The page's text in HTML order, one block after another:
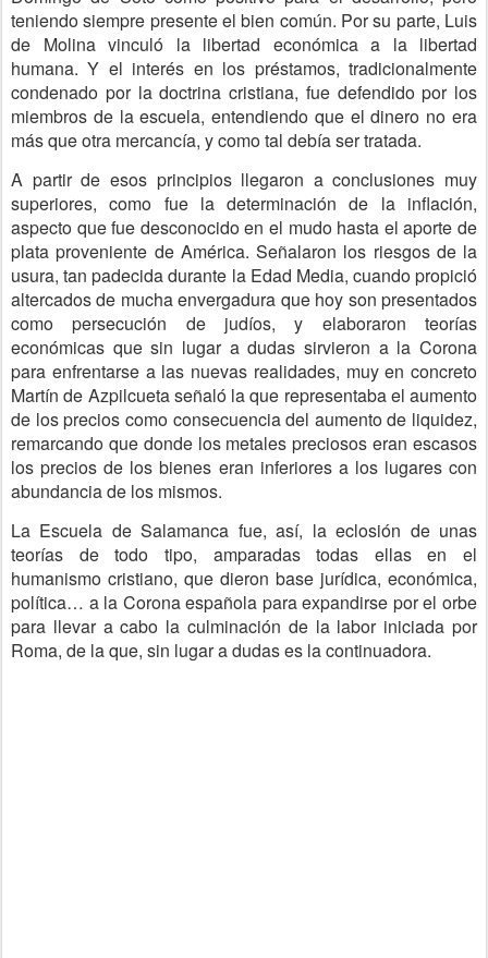
teniendo siempre presente el bien común. Por su parte, Luis
de Molina vinculó la libertad económica a la libertad
humana. Y el interés en los préstamos, tradicionalmente
condenado por la doctrina cristiana, fue defendido por los
miembros de la escuela, entendiendo que el dinero no era
más que otra mercancía, y como tal debía ser tratada.
A partir de esos principios llegaron a conclusiones muy
superiores, como fue la determinación de la inflación,
aspecto que fue desconocido en el mudo hasta el aporte de
plata proveniente de América. Señalaron los riesgos de la
usura, tan padecida durante la Edad Media, cuando propició
altercados de mucha envergadura que hoy son presentados
como persecución de judíos, y elaboraron teorías
económicas que sin lugar a dudas sirvieron a la Corona
para enfrentarse a las nuevas realidades, muy en concreto
Martín de Azpilcueta señaló la que representaba el aumento
de los precios como consecuencia del aumento de liquidez,
remarcando que donde los metales preciosos eran escasos
los precios de los bienes eran inferiores a los lugares con
abundancia de los mismos.
La Escuela de Salamanca fue, así, la eclosión de unas
teorías de todo tipo, amparadas todas ellas en el
humanismo cristiano, que dieron base jurídica, económica,
política… a la Corona española para expandirse por el orbe
para llevar a cabo la culminación de la labor iniciada por
Roma, de la que, sin lugar a dudas es la continuadora.